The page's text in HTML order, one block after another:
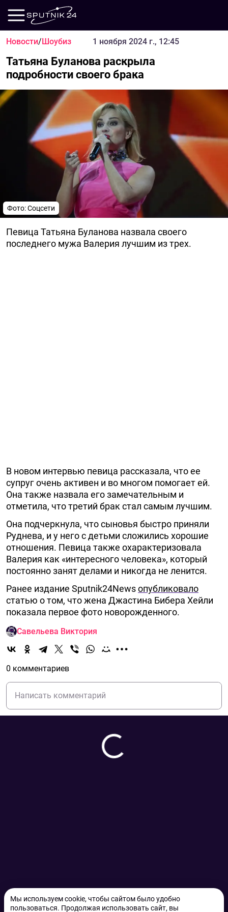
Мы используем cookie, чтобы сайтом было удобно
пользоваться. Продолжая использовать сайт, вы
Новости/Шоубиз 1 ноября 2024 г., 12:45
Татьяна Буланова раскрыла
подробности своего брака
Фото: Соцсети
Певица Татьяна Буланова назвала своего
последнего мужа Валерия лучшим из трех.
В новом интервью певица рассказала, что ее
супруг очень активен и во многом помогает ей.
Она также назвала его замечательным и
отметила, что третий брак стал самым лучшим.
Она подчеркнула, что сыновья быстро приняли
Руднева, и у него с детьми сложились хорошие
отношения. Певица также охарактеризовала
Валерия как «интересного человека», который
постоянно занят делами и никогда не ленится.
Ранее издание Sputnik24Newsопубликовало
статью о том, что жена Джастина Бибера Хейли
показала первое фото новорожденного.
Савельева Виктория
0 комментариев